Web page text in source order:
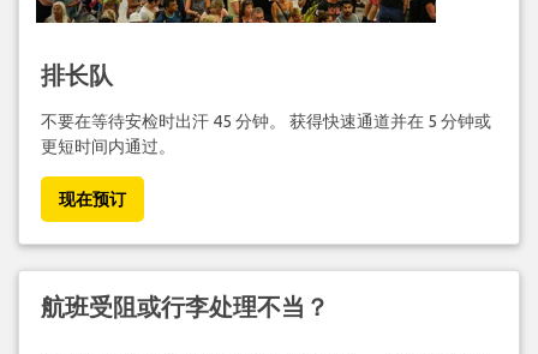
排长队
不要在等待安检时出汗 45 分钟。 获得快速通道并在 5 分钟或
更短时间内通过。
现在预订
航班受阻或行李处理不当？